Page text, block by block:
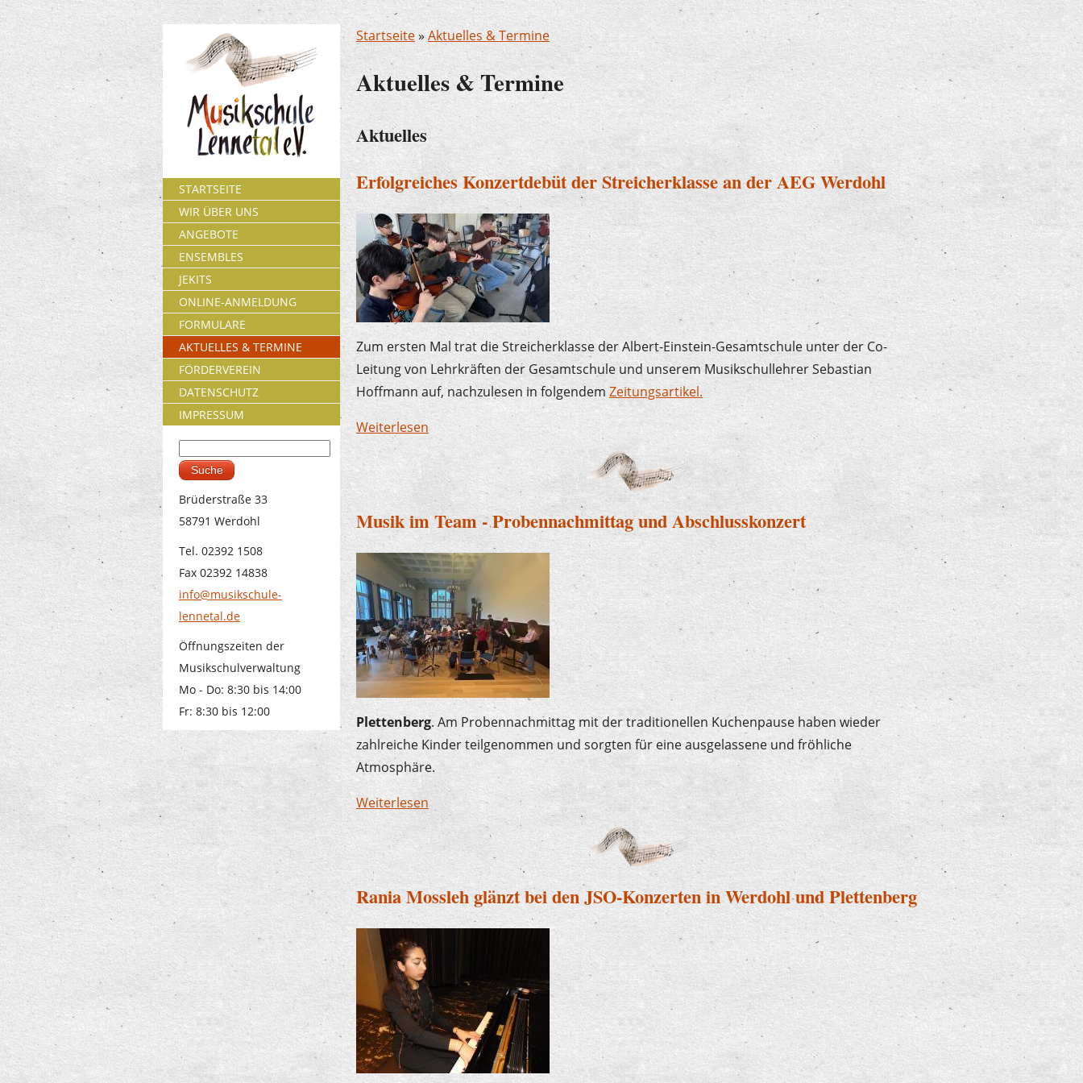
Startseite»Aktuelles & Termine
Aktuelles & Termine
Aktuelles
Erfolgreiches Konzertdebüt der Streicherklasse an der AEG Werdohl
Zum ersten Mal trat die Streicherklasse der Albert-Einstein-Gesamtschule unter der Co-
Leitung von Lehrkräften der Gesamtschule und unserem Musikschullehrer Sebastian
Hoffmann auf, nachzulesen in folgendemZeitungsartikel.
Weiterlesenüber Erfolgreiches Konzertdebüt der Streicherklasse an der AEG Werdohl
Musik im Team - Probennachmittag und Abschlusskonzert
Plettenberg. Am Probennachmittag mit der traditionellen Kuchenpause haben wieder
zahlreiche Kinder teilgenommen und sorgten für eine ausgelassene und fröhliche
Atmosphäre.
Weiterlesen über Musik im Team - Probennachmittag und Abschlusskonzert
Rania Mossleh glänzt bei den JSO-Konzerten in Werdohl und Plettenberg
STARTSEITE
WIR ÜBER UNS
ANGEBOTE
ENSEMBLES
JEKITS
ONLINE-ANMELDUNG
FORMULARE
AKTUELLES & TERMINE
FÖRDERVEREIN
DATENSCHUTZ
IMPRESSUM
Suchformular
Brüderstraße 33
58791 Werdohl
Tel. 02392 1508
Fax 02392 14838
info@musikschule-
lennetal.de
Öffnungszeiten der
Musikschulverwaltung
Mo - Do: 8:30 bis 14:00
Fr: 8:30 bis 12:00